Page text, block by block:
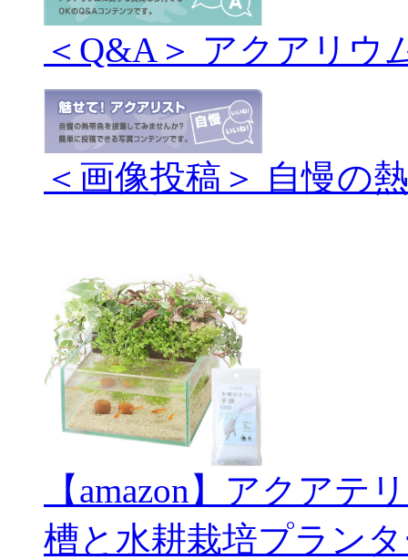
＜Q&A＞ アクアリウ
＜画像投稿＞ 自慢の
【amazon】アクアテ
槽と水耕栽培プラン